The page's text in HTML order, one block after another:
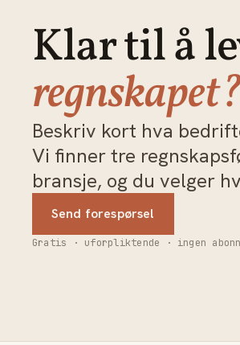
Klar til å
Beskriv kort hva
Vi finner tre
bransje, og du velger
Send forespørsel
Gratis · uforpliktende · ingen